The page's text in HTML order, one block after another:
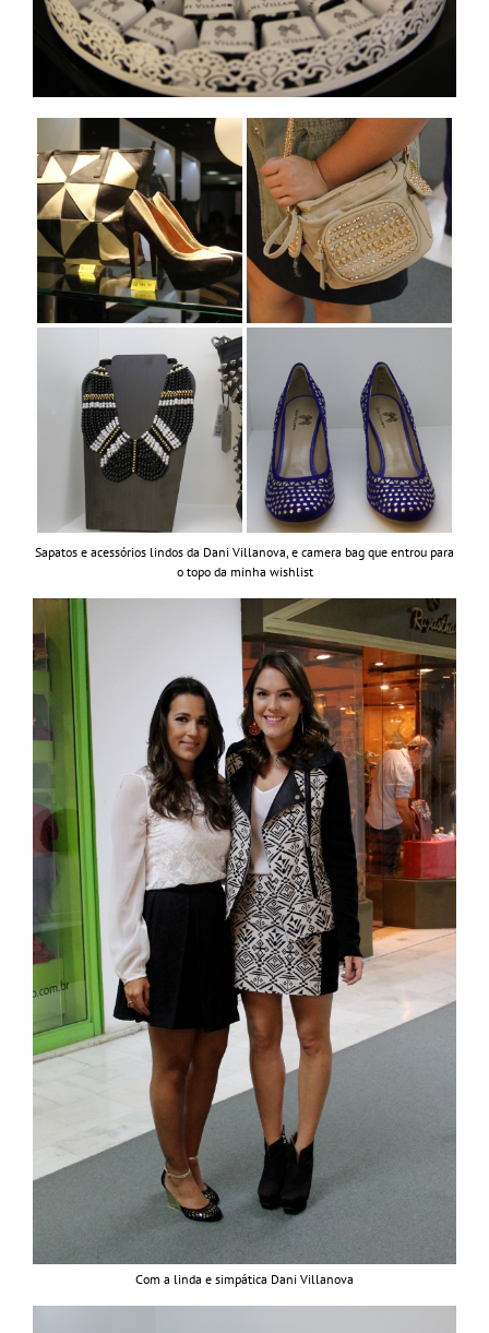
Sapatos e acessórios lindos da Dani Villanova, e camera bag que entrou para
o topo da minha wishlist
Com a linda e simpática Dani Villanova